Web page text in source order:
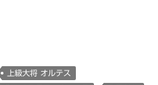
想家 オルテス・ヴァンテ(機
上級大将 オルテス